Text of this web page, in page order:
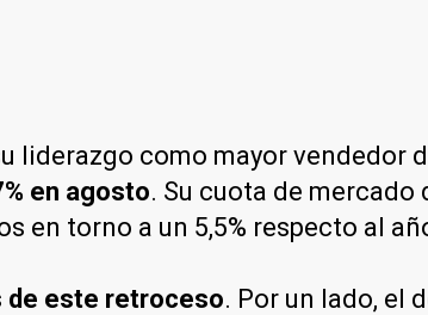
liderazgo como mayor vendedor
en agosto. Su cuota de mercado
en torno a un 5,5% respecto al
este retroceso. Por un lado, el